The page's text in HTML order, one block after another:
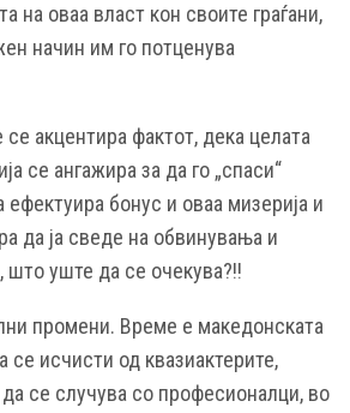
на оваа власт кон своите граѓани,
начин им го потценува
се акцентира фактот, дека целата
се ангажира за да го „спаси“
бонус и оваа мизерија и
да ја сведе на обвинувања и
уште да се очекува?!!
промени. Време е македонската
се исчисти од квазиактерите,
се случува со професионалци, во